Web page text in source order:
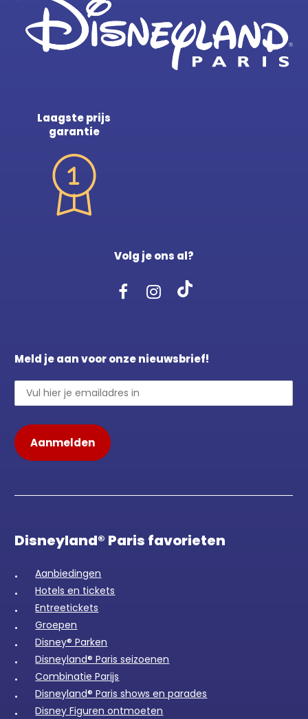
Laagste prijs
garantie
Volg je ons al?
Meld je aan voor onze nieuwsbrief!
Disneyland® Paris favorieten
Aanbiedingen
Hotels en tickets
Entreetickets
Groepen
Disney® Parken
Disneyland® Paris seizoenen
Combinatie Parijs
Disneyland® Paris shows en parades
Disney Figuren ontmoeten